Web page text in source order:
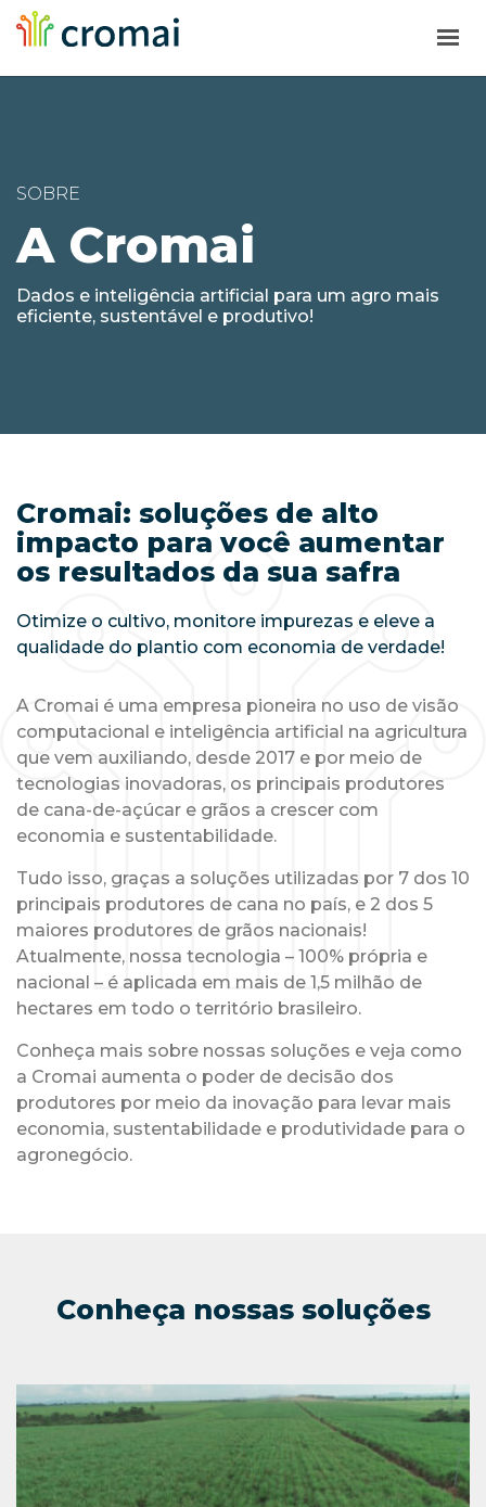
BLOG
SOBRE
A Cromai
Dados e inteligência artificial para um agro mais
eficiente, sustentável e produtivo!
Cromai: soluções de alto
impacto para você aumentar
os resultados da sua safra
Otimize o cultivo, monitore impurezas e eleve a
qualidade do plantio com economia de verdade!
A Cromai é uma empresa pioneira no uso de visão
computacional e inteligência artificial na agricultura
que vem auxiliando, desde 2017 e por meio de
tecnologias inovadoras, os principais produtores
de cana-de-açúcar e grãos a crescer com
economia e sustentabilidade.
Tudo isso, graças a soluções utilizadas por 7 dos 10
principais produtores de cana no país, e 2 dos 5
maiores produtores de grãos nacionais!
Atualmente, nossa tecnologia – 100% própria e
nacional – é aplicada em mais de 1,5 milhão de
hectares em todo o território brasileiro.
Conheça mais sobre nossas soluções e veja como
a Cromai aumenta o poder de decisão dos
produtores por meio da inovação para levar mais
economia, sustentabilidade e produtividade para o
agronegócio.
Conheça nossas soluções